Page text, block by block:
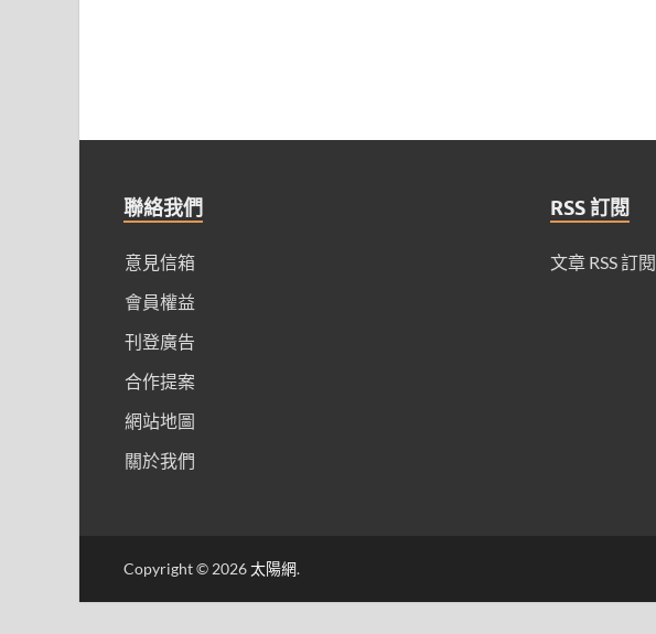
聯絡我們
意見信箱
會員權益
刊登廣告
合作提案
網站地圖
關於我們
RSS 訂閱
文章 RSS 訂閱
Copyright © 2026太陽網.